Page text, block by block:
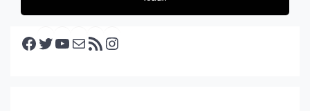
Facebook Twitter YouTube E-mail RSS feed